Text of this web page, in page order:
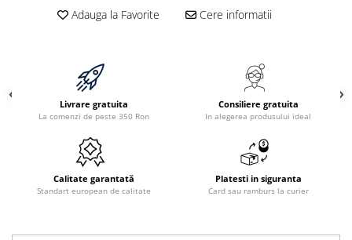
Adauga la Favorite Cere informatii
Livrare gratuita
La comenzi de peste 350 Ron
Consiliere gratuita
In alegerea produsului ideal
Calitate garantată
Standart european de calitate
Platesti in siguranta
Card sau ramburs la curier